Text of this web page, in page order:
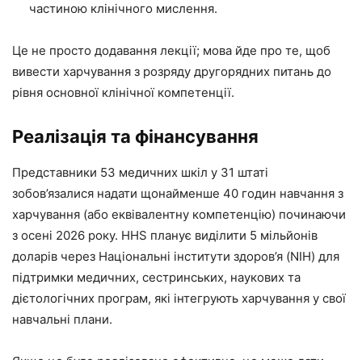
частиною клінічного мислення.
Це не просто додавання лекції; мова йде про те, щоб
вивести харчування з розряду другорядних питань до
рівня основної клінічної компетенції.
Реалізація та фінансування
Представники 53 медичних шкіл у 31 штаті
зобов’язалися надати щонайменше 40 годин навчання з
харчування (або еквівалентну компетенцію) починаючи
з осені 2026 року. HHS планує виділити 5 мільйонів
доларів через Національні інститути здоров’я (NIH) для
підтримки медичних, сестринських, наукових та
дієтологічних програм, які інтегрують харчування у свої
навчальні плани.